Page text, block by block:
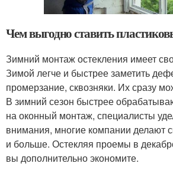
Чем выгодно ставить
Зимний монтаж остекления имеет
Зимой легче и быстрее заметить
промерзание, сквозняки. Их сразу
В зимний сезон быстрее
на оконный монтаж, специалисты
внимания, многие компании делают
и больше. Остекляя проемы в
вы дополнительно экономите.